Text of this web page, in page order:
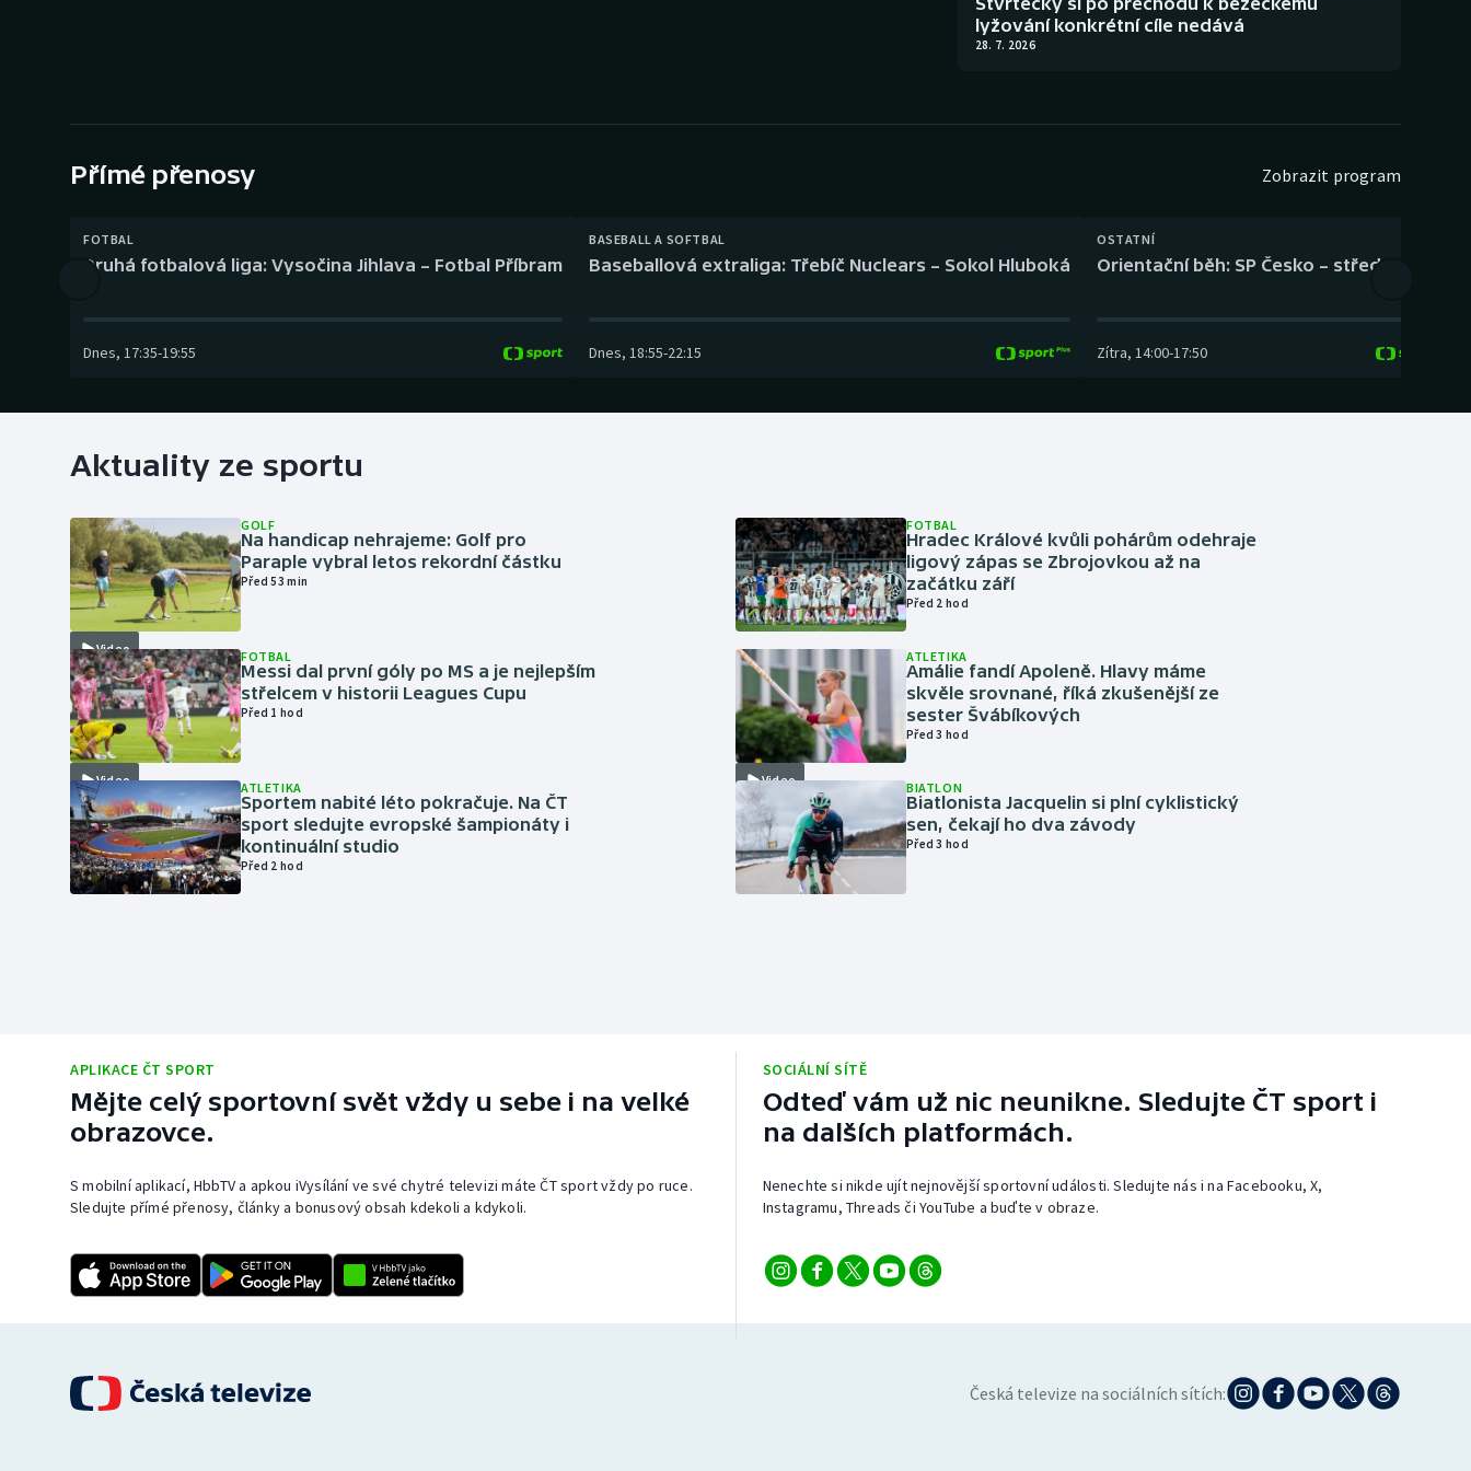
Gymnastika Plážový volejbal
lyžování konkrétní cíle nedává
28. 7. 2026
Přímé přenosy Zobrazit program
FOTBAL
Druhá fotbalová liga: Vysočina Jihlava – Fotbal Příbram
Dnes, 17:35-19:55
BASEBALL A SOFTBAL
Baseballová extraliga: Třebíč Nuclears – Sokol Hluboká
Dnes, 18:55-22:15
OSTATNÍ
Orientační běh: SP Česko – střední trať
Zítra, 14:00-17:50
Aktuality ze sportu
Video
GOLF
Na handicap nehrajeme: Golf pro
Paraple vybral letos rekordní částku
Před 53 min
Video
FOTBAL
Messi dal první góly po MS a je nejlepším
střelcem v historii Leagues Cupu
Před 1 hod
ATLETIKA
Sportem nabité léto pokračuje. Na ČT
sport sledujte evropské šampionáty i
kontinuální studio
Před 2 hod
FOTBAL
Hradec Králové kvůli pohárům odehraje
ligový zápas se Zbrojovkou až na
začátku září
Před 2 hod
Video
ATLETIKA
Amálie fandí Apoleně. Hlavy máme
skvěle srovnané, říká zkušenější ze
sester Švábíkových
Před 3 hod
BIATLON
Biatlonista Jacquelin si plní cyklistický
sen, čekají ho dva závody
Před 3 hod
APLIKACE ČT SPORT
Mějte celý sportovní svět vždy u sebe i na velké
obrazovce.
S mobilní aplikací, HbbTV a apkou iVysílání ve své chytré televizi máte ČT sport vždy po ruce.
Sledujte přímé přenosy, články a bonusový obsah kdekoli a kdykoli.
SOCIÁLNÍ SÍTĚ
Odteď vám už nic neunikne. Sledujte ČT sport i
na dalších platformách.
Nenechte si nikde ujít nejnovější sportovní události. Sledujte nás i na Facebooku, X,
Instagramu, Threads či YouTube a buďte v obraze.
Česká televize na sociálních sítích: